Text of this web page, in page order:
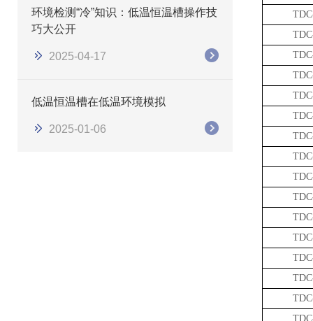
环境检测“冷”知识：低温恒温槽操作技
巧大公开
2025-04-17
低温恒温槽在低温环境模拟
2025-01-06